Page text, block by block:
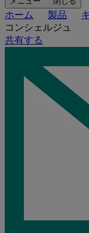
ホーム
製品
コンシェルジュ
共有する